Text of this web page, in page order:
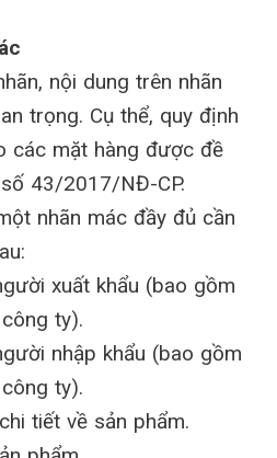
nội dung trên nhãn
trọng. Cụ thể, quy định
các mặt hàng được đề
43/2017/NĐ-CP.
nhãn mác đầy đủ cần
xuất khẩu (bao gồm
ty).
nhập khẩu (bao gồm
ty).
tiết về sản phẩm.